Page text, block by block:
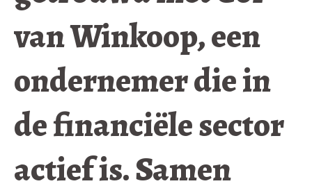
van Winkoop, een
ondernemer die in
de financiële sector
actief is. Samen